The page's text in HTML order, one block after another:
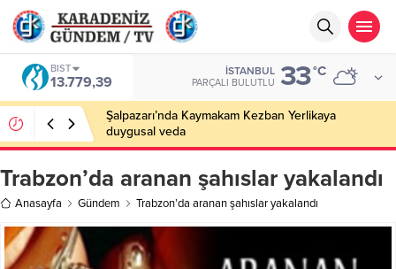
BIST
13.779,39
İSTANBUL
PARÇALI BULUTLU 33°C
Şalpazarı’nda Kaymakam Kezban Yerlikaya
duygusal veda
Trabzon’da aranan şahıslar yakalandı
Anasayfa Gündem Trabzon’da aranan şahıslar yakalandı